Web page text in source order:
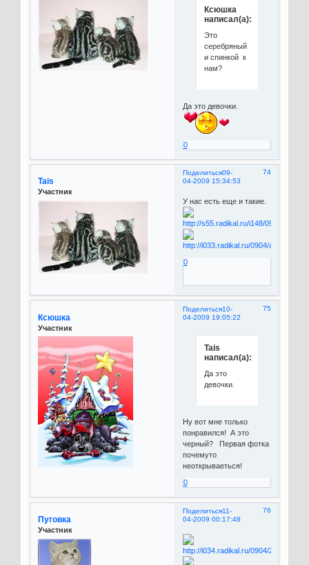
Ксюшка
написал(а):
Это
серебряный
и спинкой к
нам?
Да это девочки.
0
Поделиться 74
09-
04-2009 15:34:53
Tais
Участник
У нас есть еще и такие.
0
Поделиться 75
10-
04-2009 19:05:22
Ксюшка
Участник
Tais
написал(а):
Да это
девочки.
Ну вот мне только
понравился! А это
черный? Первая фотка
почемуто
неоткрываеться!
0
Поделиться 76
11-
04-2009 00:17:48
Пуговка
Участник